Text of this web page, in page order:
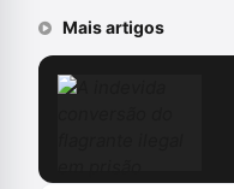
Mais artigos